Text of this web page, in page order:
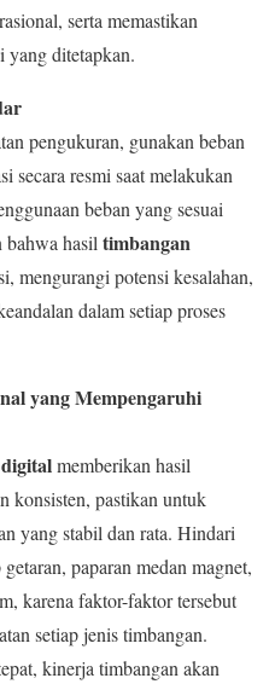
serta memastikan
yang ditetapkan.
pengukuran, gunakan beban
secara resmi saat melakukan
beban yang sesuai
bahwa hasil timbangan
mengurangi potensi kesalahan,
dalam setiap proses
yang Mempengaruhi
memberikan hasil
konsisten, pastikan untuk
yang stabil dan rata. Hindari
paparan medan magnet,
karena faktor-faktor tersebut
setiap jenis timbangan.
kinerja timbangan akan